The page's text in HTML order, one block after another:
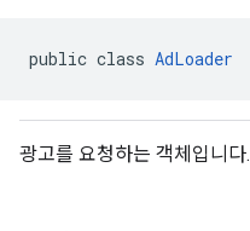
public class AdLoader
광고를 요청하는 객체입니다.